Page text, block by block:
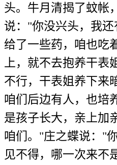
头。牛月清揭了蚊帐
说："你没兴头，我
给了一些药，咱也吃
上，就不去抱养干表
不行，干表姐养下来
咱们后边有人，也培
是孩子长大，亲上加
咱们。"庄之蝶说："
见不得，哪一次来不